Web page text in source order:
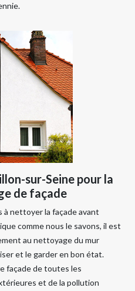
sur-Seine pour la
de façade
à nettoyer la façade avant
comme nous le savons, il est
au nettoyage du mur
et le garder en bon état.
façade de toutes les
et de la pollution